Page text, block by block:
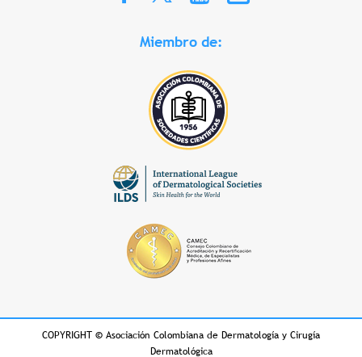
Miembro de:
COPYRIGHT © Asociación Colombiana de Dermatología y Cirugía
Dermatológica